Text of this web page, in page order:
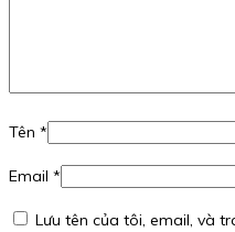
Tên *
Email *
Lưu tên của tôi, email, và